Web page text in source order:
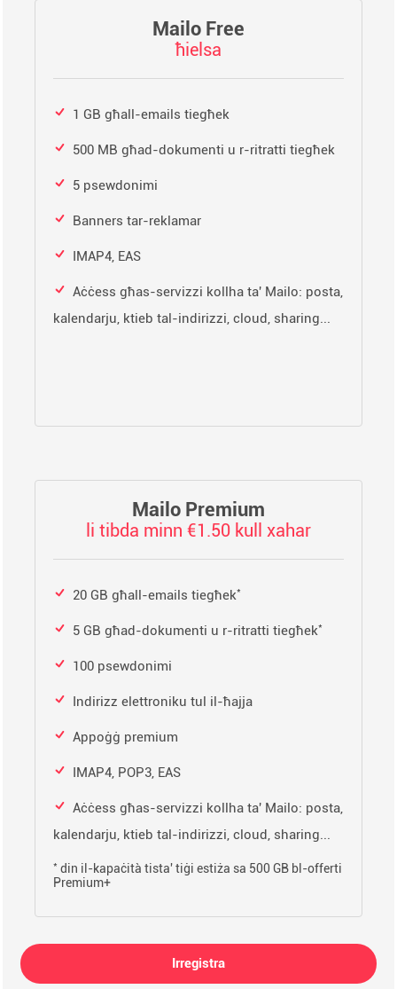
Mailo Free
ħielsa
1 GB għall-emails tiegħek
500 MB għad-dokumenti u r-ritratti tiegħek
5 psewdonimi
Banners tar-reklamar
IMAP4, EAS
Aċċess għas-servizzi kollha ta' Mailo: posta,
kalendarju, ktieb tal-indirizzi, cloud, sharing...
Mailo Premium
li tibda minn €1.50 kull xahar
20 GB għall-emails tiegħek*
5 GB għad-dokumenti u r-ritratti tiegħek*
100 psewdonimi
Indirizz elettroniku tul il-ħajja
Appoġġ premium
IMAP4, POP3, EAS
Aċċess għas-servizzi kollha ta' Mailo: posta,
kalendarju, ktieb tal-indirizzi, cloud, sharing...
* din il-kapaċità tista' tiġi estiża sa 500 GB bl-offerti
Premium+
Irregistra